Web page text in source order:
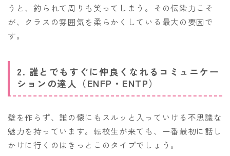
うと、釣られて周りも笑ってしまう。その伝染力こそ
が、クラスの雰囲気を柔らかくしている最大の要因で
す。
2. 誰とでもすぐに仲良くなれるコミュニケー
ションの達人（ENFP・ENTP）
壁を作らず、誰の懐にもスルッと入っていける不思議な
魅力を持っています。転校生が来ても、一番最初に話し
かけに行くのはきっとこのタイプでしょう。